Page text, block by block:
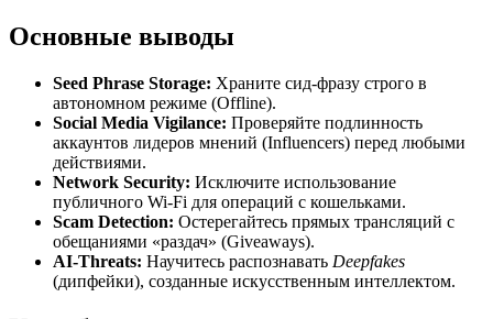
Основные выводы
Seed Phrase Storage: Храните сид-фразу строго в
автономном режиме (Offline).
Social Media Vigilance: Проверяйте подлинность
аккаунтов лидеров мнений (Influencers) перед любыми
действиями.
Network Security: Исключите использование
публичного Wi-Fi для операций с кошельками.
Scam Detection: Остерегайтесь прямых трансляций с
обещаниями «раздач» (Giveaways).
AI-Threats: Научитесь распознавать Deepfakes
(дипфейки), созданные искусственным интеллектом.